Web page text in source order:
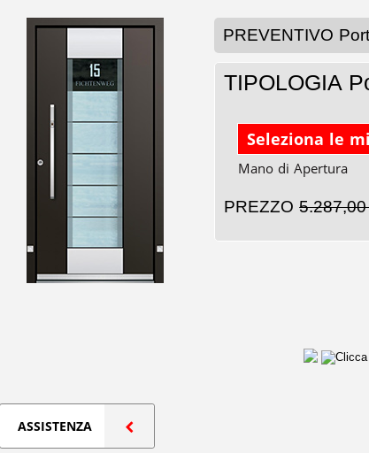
PREVENTIVO
TIPOLOGIA
Seleziona le
Mano di Apertura
PREZZO
ASSISTENZA